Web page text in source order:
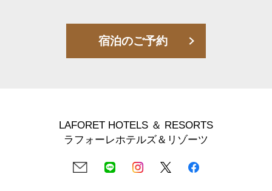
宿泊のご予約
LAFORET HOTELS ＆ RESORTS
ラフォーレホテルズ＆リゾーツ